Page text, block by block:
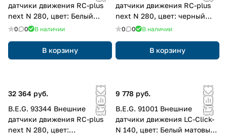
датчики движения RC-plus
next N 280, цвет: Белый
матовый, похожий RAL9010
0 0 В наличии
В корзину
датчики движения RC-plus
next N 280, цвет: черный
матовый, похожий RAL9005
0 0 В наличии
В корзину
32 364 руб.
B.E.G. 93344 Внешние
датчики движения RC-plus
next N 280, цвет:
9 778 руб.
B.E.G. 91001 Внешние
датчики движения LC-Click-
N 140, цвет: Белый матовый,